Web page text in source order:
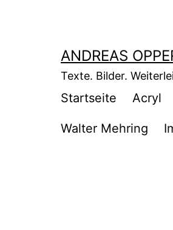
ANDREAS
Texte. Bilder.
Startseite Acryl
Walter Mehring